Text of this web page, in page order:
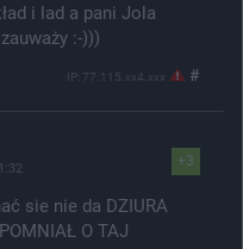
i lad a pani Jola
:-)))
IP: 77.115.xx4.xxx #
+3
sie nie da DZIURA
O TAJ